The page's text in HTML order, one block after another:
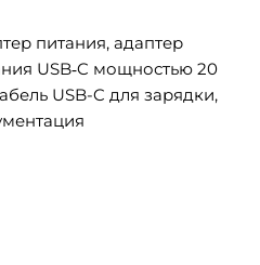
питания, адаптер
USB‑C мощностью 20
USB-C для зарядки,